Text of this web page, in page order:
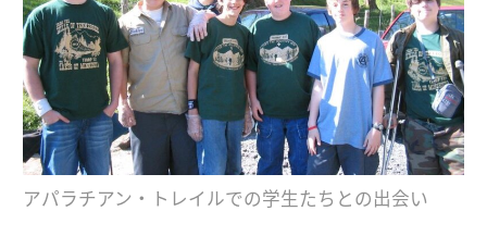
アパラチアン・トレイルでの学生たちとの出会い